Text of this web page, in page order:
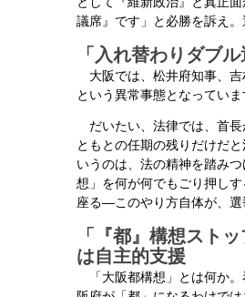
議席』です」と必勝を訴え
「入れ替わりダブ
大阪では、松井府知事、吉
という異常事態となっていま
だいたい、法律では、首長
ともとの任期の残りだけだ
いうのは、法の精神を踏み
想」を何が何でもごり押し
座る―このやり方自体が、選
「『都』構想スト
は自主的支援
「大阪都構想」とは何か